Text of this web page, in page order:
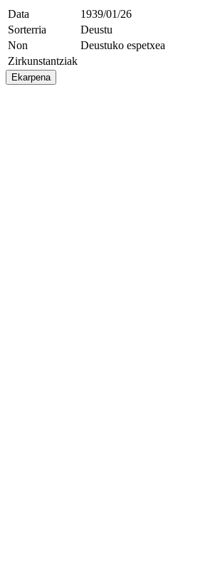
Data
1939/01/26
Sorterria
Deustu
Non
Deustuko espetxea
Zirkunstantziak